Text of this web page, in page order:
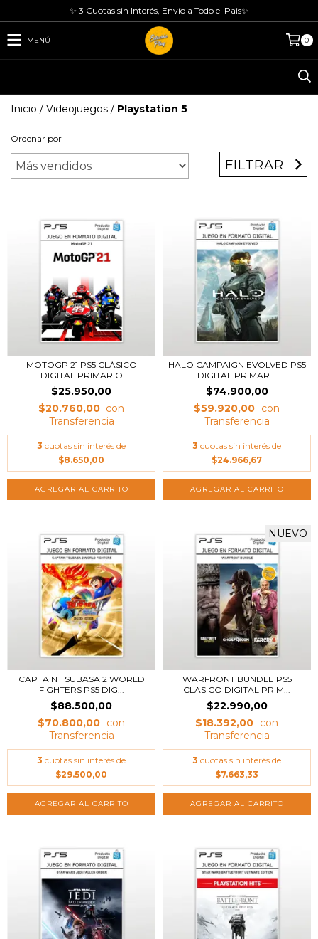
✨ 3 Cuotas sin Interés, Envío a Todo el Pais✨
MENÚ 0
Inicio / Videojuegos / Playstation 5
Ordenar por
FILTRAR
MOTOGP 21 PS5 CLÁSICO
DIGITAL PRIMARIO
$25.950,00
$20.760,00
3 cuotas sin interés de
$8.650,00
HALO CAMPAIGN EVOLVED PS5
DIGITAL PRIMAR...
$74.900,00
$59.920,00
3 cuotas sin interés de
$24.966,67
CAPTAIN TSUBASA 2 WORLD
FIGHTERS PS5 DIG...
$88.500,00
$70.800,00
3 cuotas sin interés de
$29.500,00
NUEVO
WARFRONT BUNDLE PS5
CLASICO DIGITAL PRIM...
$22.990,00
$18.392,00
3 cuotas sin interés de
$7.663,33